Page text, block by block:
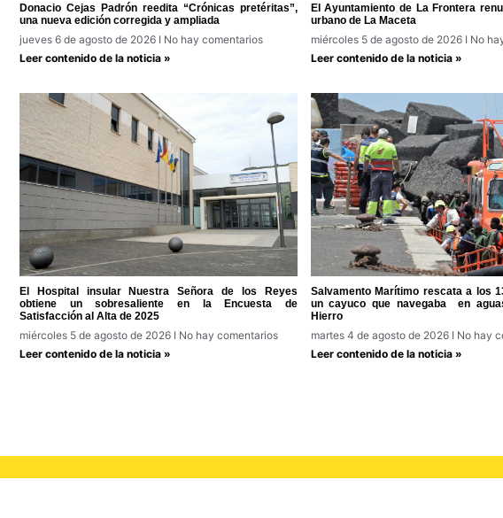
Donacio Cejas Padrón reedita “Crónicas pretéritas”,
una nueva edición corregida y ampliada
jueves 6 de agosto de 2026
No hay comentarios
Leer contenido de la noticia »
El Ayuntamiento de La Frontera
urbano de La Maceta
miércoles 5 de agosto de 2026
No
Leer contenido de la noticia »
El Hospital insular Nuestra Señora de los Reyes
obtiene un sobresaliente en la Encuesta de
Satisfacción al Alta de 2025
miércoles 5 de agosto de 2026
No hay comentarios
Leer contenido de la noticia »
Salvamento Marítimo rescata a los
un cayuco que navegaba en
Hierro
martes 4 de agosto de 2026
No hay
Leer contenido de la noticia »